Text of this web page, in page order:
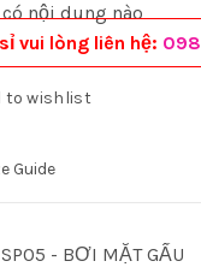
nội dung nào
vui lòng liên hệ:
to wishlist
Guide
SP05 - BƠI MẶT GẤU